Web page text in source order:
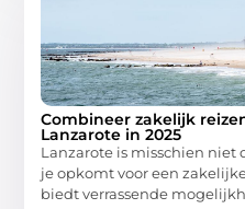
Combineer zakelijk
Lanzarote in 2025
Lanzarote is misschien niet
je opkomt voor een
biedt verrassende